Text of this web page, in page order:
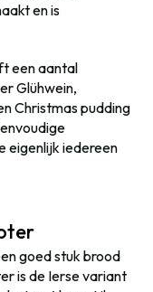
en is
een aantal
Glühwein,
Christmas pudding
eigenlijk iedereen
goed stuk brood
is de Ierse variant